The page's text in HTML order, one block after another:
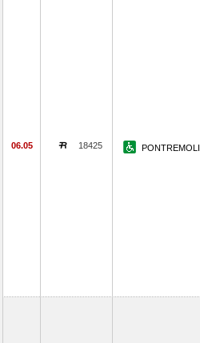
06.05 18425 PONTREMOLI